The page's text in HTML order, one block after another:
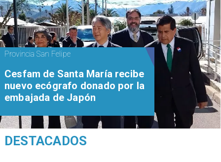
Provincia San Felipe
Cesfam de Santa María recibe
nuevo ecógrafo donado por la
embajada de Japón
DESTACADOS